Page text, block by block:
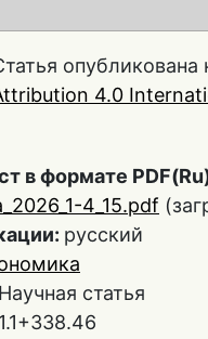
4.0
в формате
4_15.pdf
русский
Научная статья